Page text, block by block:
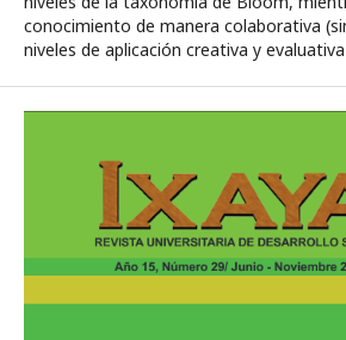
conocimiento de manera colaborativa
niveles de aplicación creativa y